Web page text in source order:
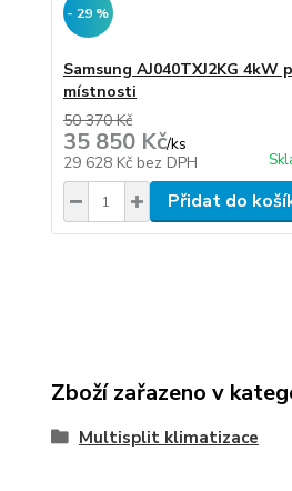
- 29 %
Samsung AJ040TXJ2KG 4kW
místnosti
50 370 Kč
35 850 Kč/ks
29 628 Kč bez DPH
Přidat do
Zboží zařazeno v
Multisplit klimatizace